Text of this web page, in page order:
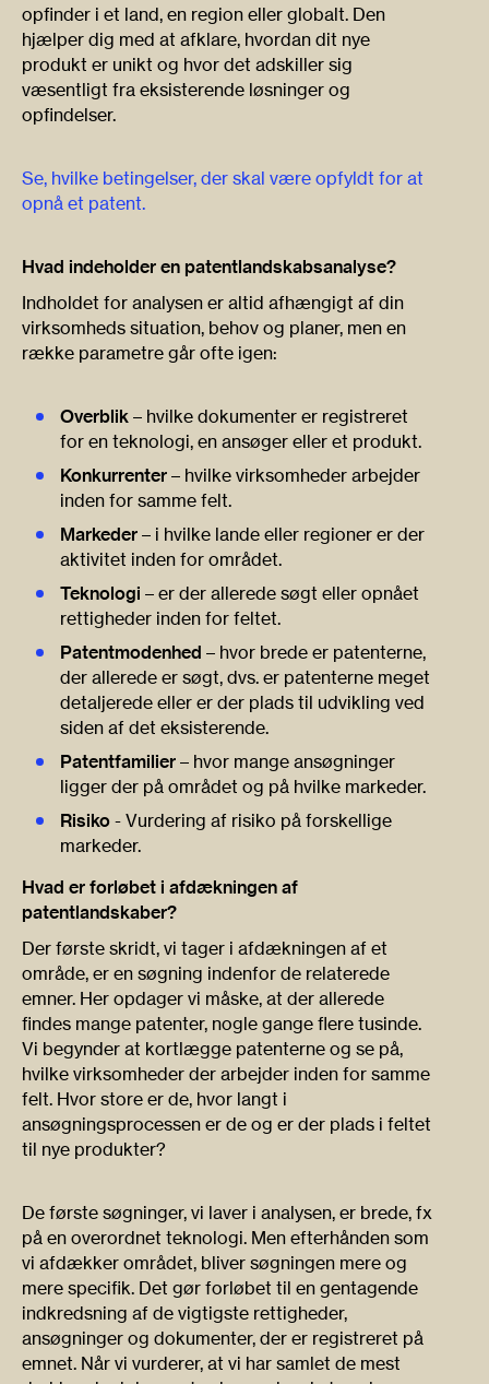
opfinder i et land, en region eller globalt. Den
hjælper dig med at afklare, hvordan dit nye
produkt er unikt og hvor det adskiller sig
væsentligt fra eksisterende løsninger og
opfindelser.
Se, hvilke betingelser, der skal være opfyldt for at
opnå et patent.
Hvad indeholder en patentlandskabsanalyse?
Indholdet for analysen er altid afhængigt af din
virksomheds situation, behov og planer, men en
række parametre går ofte igen:
Overblik – hvilke dokumenter er registreret
for en teknologi, en ansøger eller et produkt.
Konkurrenter – hvilke virksomheder arbejder
inden for samme felt.
Markeder – i hvilke lande eller regioner er der
aktivitet inden for området.
Teknologi – er der allerede søgt eller opnået
rettigheder inden for feltet.
Patentmodenhed – hvor brede er patenterne,
der allerede er søgt, dvs. er patenterne meget
detaljerede eller er der plads til udvikling ved
siden af det eksisterende.
Patentfamilier – hvor mange ansøgninger
ligger der på området og på hvilke markeder.
Risiko - Vurdering af risiko på forskellige
markeder.
Hvad er forløbet i afdækningen af
patentlandskaber?
Der første skridt, vi tager i afdækningen af et
område, er en søgning indenfor de relaterede
emner. Her opdager vi måske, at der allerede
findes mange patenter, nogle gange flere tusinde.
Vi begynder at kortlægge patenterne og se på,
hvilke virksomheder der arbejder inden for samme
felt. Hvor store er de, hvor langt i
ansøgningsprocessen er de og er der plads i feltet
til nye produkter?
De første søgninger, vi laver i analysen, er brede, fx
på en overordnet teknologi. Men efterhånden som
vi afdækker området, bliver søgningen mere og
mere specifik. Det gør forløbet til en gentagende
indkredsning af de vigtigste rettigheder,
ansøgninger og dokumenter, der er registreret på
emnet. Når vi vurderer, at vi har samlet de mest